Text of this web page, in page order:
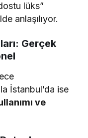
lüks”
anlaşılıyor.
Gerçek
İstanbul’da ise
ve